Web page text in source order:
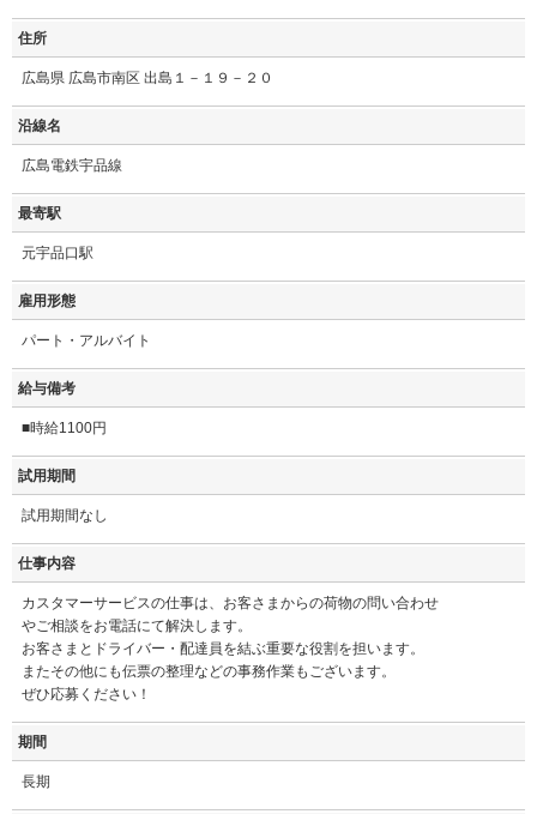
住所
広島県 広島市南区 出島１－１９－２０
沿線名
広島電鉄宇品線
最寄駅
元宇品口駅
雇用形態
パート・アルバイト
給与備考
■時給1100円
試用期間
試用期間なし
仕事内容
カスタマーサービスの仕事は、お客さまからの荷物の問い合わせ
やご相談をお電話にて解決します。
お客さまとドライバー・配達員を結ぶ重要な役割を担います。
またその他にも伝票の整理などの事務作業もございます。
ぜひ応募ください！
期間
長期